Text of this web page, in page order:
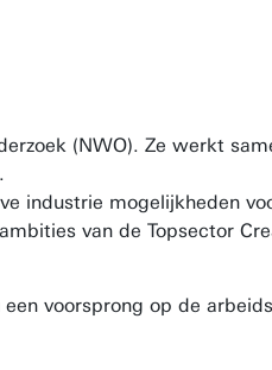
(NWO). Ze werkt
industrie mogelijkheden
van de Topsector
voorsprong op de